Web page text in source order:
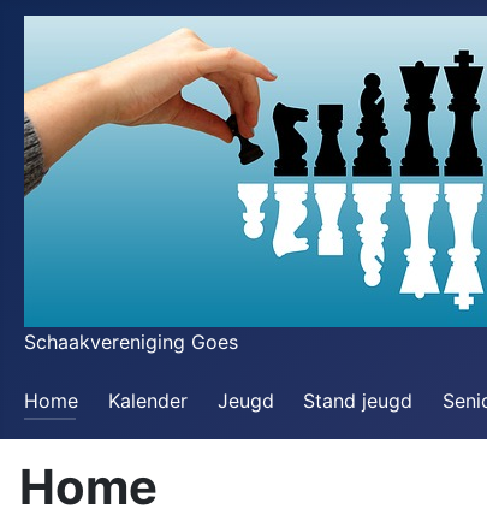
Schaakvereniging Goes
Home Kalender Jeugd Stand jeugd
Home